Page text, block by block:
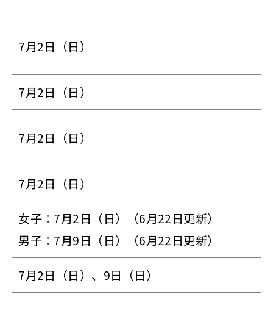
7月2日（日）
7月2日（日）
7月2日（日）
7月2日（日）
女子：7月2日（日）（6月22日更新）
男子：7月9日（日）（6月22日更新）
7月2日（日）、9日（日）